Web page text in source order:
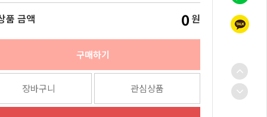
품 금액 0 원
구매하기
장바구니 관심상품